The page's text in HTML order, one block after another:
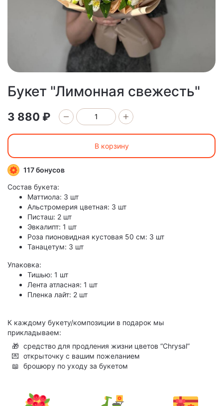
Букет "Лимонная свежесть"
3 880 ₽
В корзину
117 бонусов
Состав букета:
Маттиола: 3 шт
Альстромерия цветная: 3 шт
Писташ: 2 шт
Эвкалипт: 1 шт
Роза пионовидная кустовая 50 см: 3 шт
Танацетум: 3 шт
Упаковка:
Тишью: 1 шт
Лента атласная: 1 шт
Пленка лайт: 2 шт
К каждому букету/композиции в подарок мы
прикладываем:
🎁 средство для продления жизни цветов “Chrysal”
💌 открыточку с вашим пожеланием
📖 брошюру по уходу за букетом